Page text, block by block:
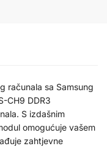
računala sa Samsung
CH9 DDR3
S izdašnim
omogućuje vašem
zahtjevne